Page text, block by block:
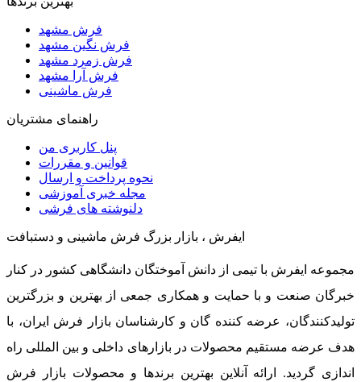
فرش مشهد
فرش نگین مشهد
فرش زمرد مشهد
فرش آرا مشهد
فرش ماشینی
راهنمای مشتریان
پنل کاربری من
قوانین و مقررات
نحوه پرداخت و ارسال
مجله خبری آموزشی
دلنوشته های فرشی
ایفرش ، بازار بزرگ فرش ماشینی و دستبافت
مجموعه ایفرش با تیمی از دانش آموختگان دانشگاهی کشور در کنار
خبرگان صنعت و با حمایت و همکاری جمعی از بهترین و بزرگترین
تولیدکنندگان، عرضه کننده گان و کارشناسان بازار فرش ایران، با
هدف عرضه مستقیم محصولات در بازارهای داخلی و بین المللی راه
اندازی گردید. ارائه آنلاین بهترین برندها و محصولات بازار فرش